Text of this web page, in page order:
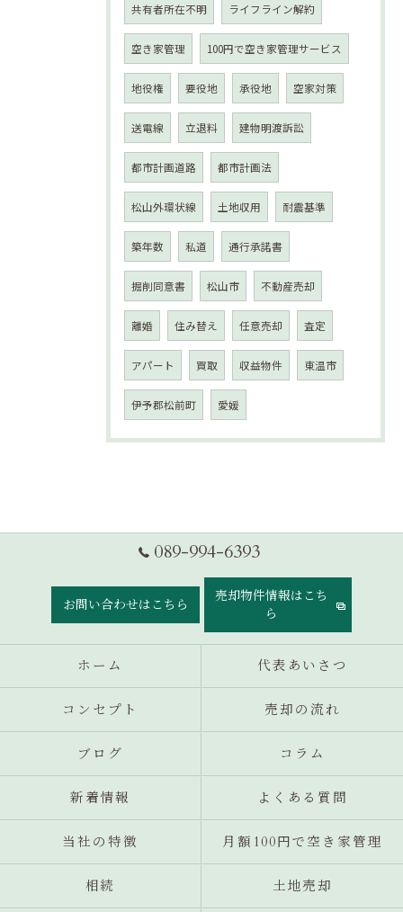
共有者所在不明 ライフライン解約
空き家管理 100円で空き家管理サービス
地役権 要役地 承役地 空家対策
送電線 立退料 建物明渡訴訟
都市計画道路 都市計画法
松山外環状線 土地収用 耐震基準
築年数 私道 通行承諾書
掘削同意書 松山市 不動産売却
離婚 住み替え 任意売却 査定
アパート 買取 収益物件 東温市
伊予郡松前町 愛媛
089-994-6393
お問い合わせはこちら
売却物件情報はこち
ら
ホーム 代表あいさつ
コンセプト 売却の流れ
ブログ コラム
新着情報 よくある質問
当社の特徴 月額100円で空き家管理
相続 土地売却